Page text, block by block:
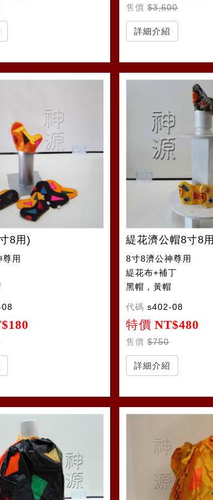
售價 $3,600
詳細介紹
8用)
用
緹花濟公帽8寸8用
8寸8濟公神尊用
緹花布+補丁
黑帽，黃帽
代碼 s402-08
特價 NT$480
售價 $750
詳細介紹